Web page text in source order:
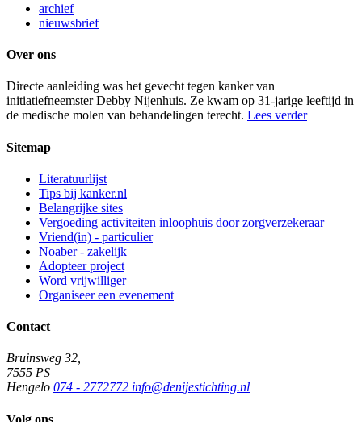
archief
nieuwsbrief
Over ons
Directe aanleiding was het gevecht tegen kanker van
initiatiefneemster Debby Nijenhuis. Ze kwam op 31-jarige leeftijd in
de medische molen van behandelingen terecht. Lees verder
Sitemap
Literatuurlijst
Tips bij kanker.nl
Belangrijke sites
Vergoeding activiteiten inloophuis door zorgverzekeraar
Vriend(in) - particulier
Noaber - zakelijk
Adopteer project
Word vrijwilliger
Organiseer een evenement
Contact
Bruinsweg 32,
7555 PS
Hengelo 074 - 2772772 info@denijestichting.nl
Volg ons